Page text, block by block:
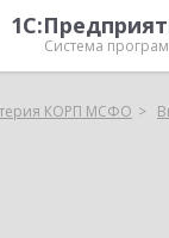
Система
КОРП МСФО